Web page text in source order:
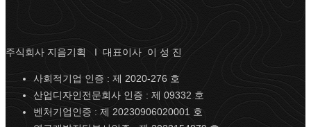
주식회사 지음기획 I 대표이사 이 성 진
사회적기업 인증 : 제 2020-276 호
산업디자인전문회사 인증 : 제 09332 호
벤처기업인증 : 제 20230906020001 호